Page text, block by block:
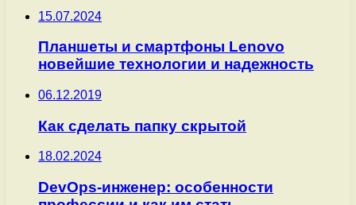
15.07.2024
Планшеты и смартфоны Lenovo
новейшие технологии и надежность
06.12.2019
Как сделать папку скрытой
18.02.2024
DevOps-инженер: особенности